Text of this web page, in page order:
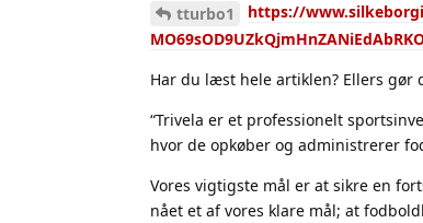
tturbo1
https://
Har du læst hele artiklen? Ellers gør
“Trivela er et professionelt
hvor de opkøber og administrerer
Vores vigtigste mål er at sikre en
nået et af vores klare mål; at